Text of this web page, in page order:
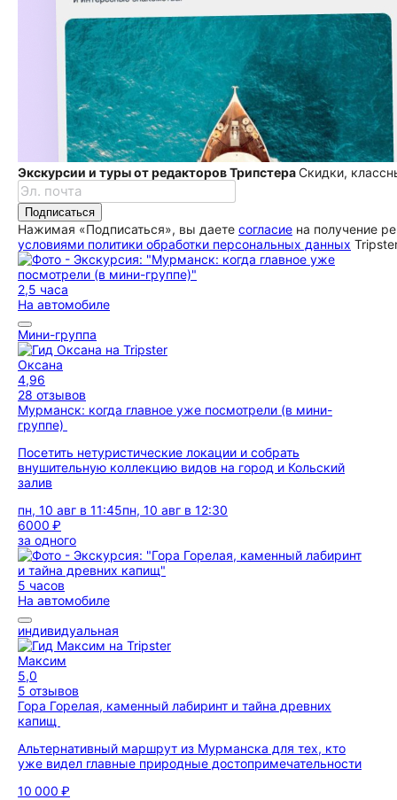
Экскурсии и туры от редакторов ТрипстераСкидки,
Подписаться
Нажимая «Подписаться», вы даете согласие на получение
условиями политики обработки персональных данных
2,5 часа
На автомобиле
Мини-группа
Оксана
4,96
28 отзывов
Мурманск: когда главное уже посмотрели (в мини-
группе)
Посетить нетуристические локации и собрать
внушительную коллекцию видов на город и Кольский
залив
пн, 10 авг в 11:45пн, 10 авг в 12:30
6000 ₽
за одного
5 часов
На автомобиле
индивидуальная
Максим
5,0
5 отзывов
Гора Горелая, каменный лабиринт и тайна древних
капищ
Альтернативный маршрут из Мурманска для тех, кто
уже видел главные природные достопримечательности
10 000 ₽